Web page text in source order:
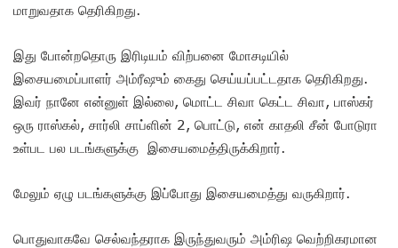
மாறுவதாக தெரிகிறது.
இது போன்றதொரு இரிடியம் விற்பனை மோசடியில்
இசையமைப்பாளர் அம்ரீஷும் கைது செய்யப்பட்டதாக தெரிகிறது.
இவர் நானே என்னுள் இல்லை, மொட்ட சிவா கெட்ட சிவா, பாஸ்கர்
ஒரு ராஸ்கல், சார்லி சாப்ளின் 2, பொட்டு, என் காதலி சீன் போடுரா
உள்பட பல படங்களுக்கு இசையமைத்திருக்கிறார்.
மேலும் ஏழு படங்களுக்கு இப்போது இசையமைத்து வருகிறார்.
பொதுவாகவே செல்வந்தராக இருந்துவரும் அம்ரிஷ வெற்றிகரமான